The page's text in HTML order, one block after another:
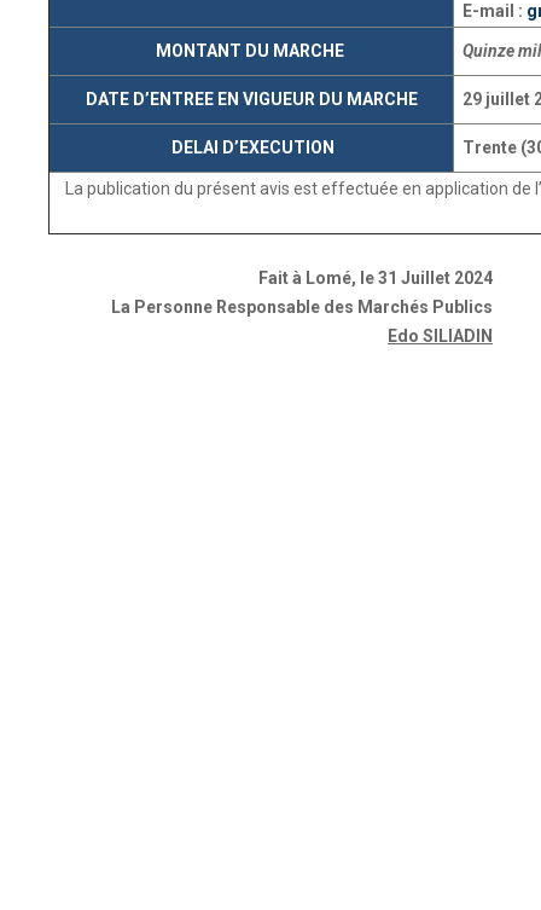
E-mail :
MONTANT DU MARCHE Quinze
DATE D’ENTREE EN VIGUEUR DU MARCHE 29 juillet
DELAI D’EXECUTION Trente
La publication du présent avis est effectuée en application
Fait à Lomé, le 31 Juillet 2024
La Personne Responsable des Marchés Publics
Edo SILIADIN